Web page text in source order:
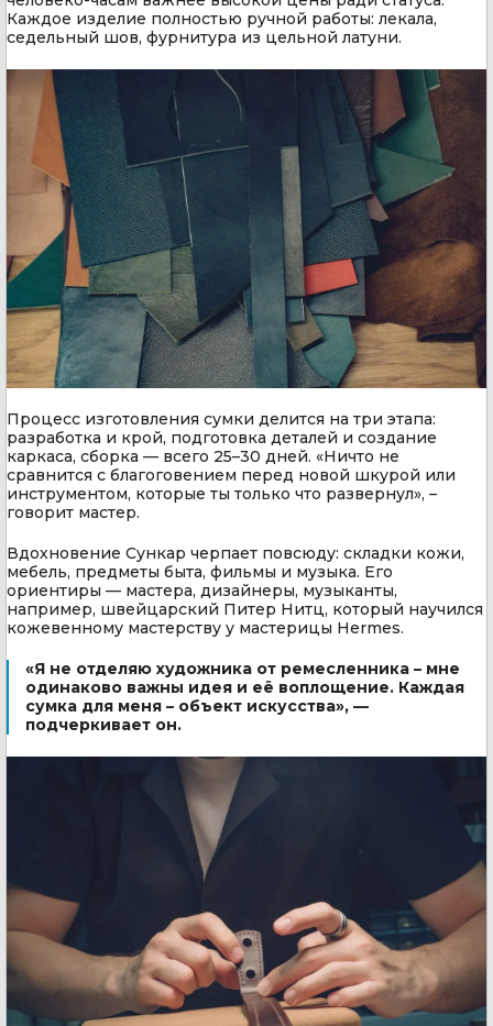
Каждое изделие полностью ручной работы: лекала,
седельный шов, фурнитура из цельной латуни.
Процесс изготовления сумки делится на три этапа:
разработка и крой, подготовка деталей и создание
каркаса, сборка — всего 25–30 дней. «Ничто не
сравнится с благоговением перед новой шкурой или
инструментом, которые ты только что развернул», –
говорит мастер.
Вдохновение Сункар черпает повсюду: складки кожи,
мебель, предметы быта, фильмы и музыка. Его
ориентиры — мастера, дизайнеры, музыканты,
например, швейцарский Питер Нитц, который научился
кожевенному мастерству у мастерицы Hermes.
«Я не отделяю художника от ремесленника – мне
одинаково важны идея и её воплощение. Каждая
сумка для меня – объект искусства», —
подчеркивает он.